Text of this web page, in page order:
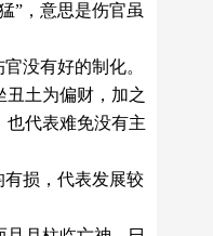
”，意思是伤官虽
没有好的制化。
土为偏财，加之
也代表难免没有主
损，代表发展较